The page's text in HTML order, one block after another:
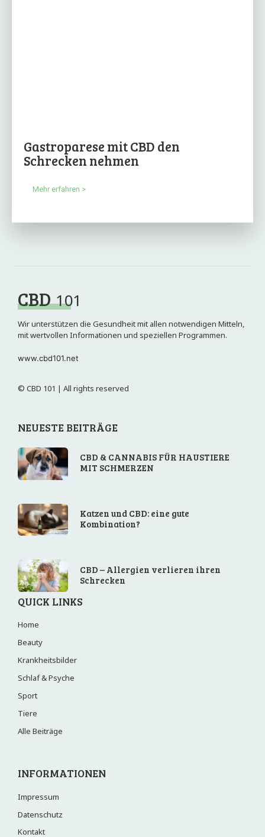
Gastroparese mit CBD den
Schrecken nehmen
Mehr erfahren >
CBD 101
Wir unterstützen die Gesundheit mit allen notwendigen Mitteln,
mit wertvollen Informationen und speziellen Programmen.
www.cbd101.net
© CBD 101 | All rights reserved
NEUESTE BEITRÄGE
CBD & CANNABIS FÜR HAUSTIERE
MIT SCHMERZEN
Katzen und CBD: eine gute
Kombination?
CBD – Allergien verlieren ihren
Schrecken
QUICK LINKS
Home
Beauty
Krankheitsbilder
Schlaf & Psyche
Sport
Tiere
Alle Beiträge
INFORMATIONEN
Impressum
Datenschutz
Kontakt